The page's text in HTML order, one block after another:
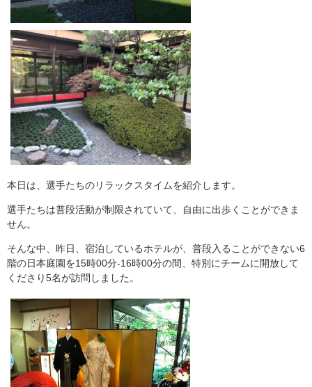
本日は、選手たちのリラックスタイムを紹介します。
選手たちは普段活動が制限されていて、自由に出歩くことができま
せん。
そんな中、昨日、宿泊しているホテルが、普段入ることができない6
階の日本庭園を15時00分-16時00分の間、特別にチームに開放して
くださり5名が訪問しました。